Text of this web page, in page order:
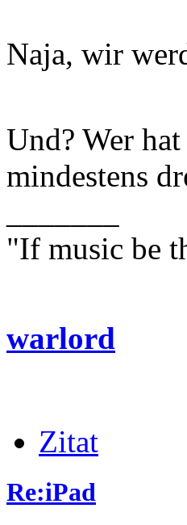
Naja, wir
Und? Wer
mindestens
"If music be
warlord
Zitat
Re:iPad